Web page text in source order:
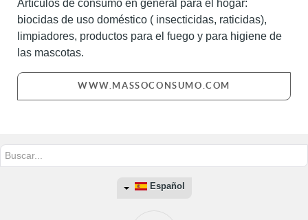
Artículos de consumo en general para el hogar:
biocidas de uso doméstico ( insecticidas, raticidas),
limpiadores, productos para el fuego y para higiene de
las mascotas.
WWW.MASSOCONSUMO.COM
Buscar...
Español